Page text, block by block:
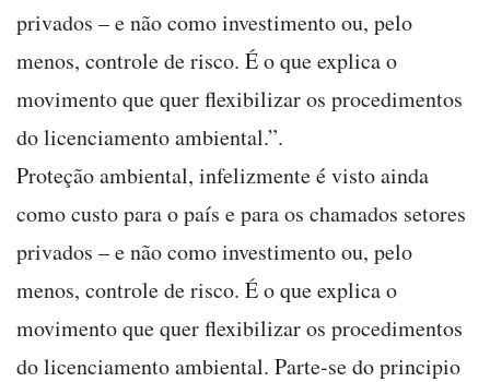
privados – e não como investimento ou, pelo
menos, controle de risco. É o que explica o
movimento que quer flexibilizar os procedimentos
do licenciamento ambiental.”.
Proteção ambiental, infelizmente é visto ainda
como custo para o país e para os chamados setores
privados – e não como investimento ou, pelo
menos, controle de risco. É o que explica o
movimento que quer flexibilizar os procedimentos
do licenciamento ambiental. Parte-se do principio